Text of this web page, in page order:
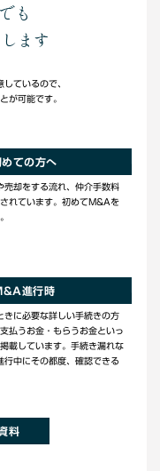
も
ます
ているので、
が可能です。
めての方へ
売却をする流れ、仲介手数料
れています。初めてM&Aを
進行時
に必要な詳しい手続きの方
払うお金・もらうお金といっ
載しています。手続き漏れな
中にその都度、確認できる
料